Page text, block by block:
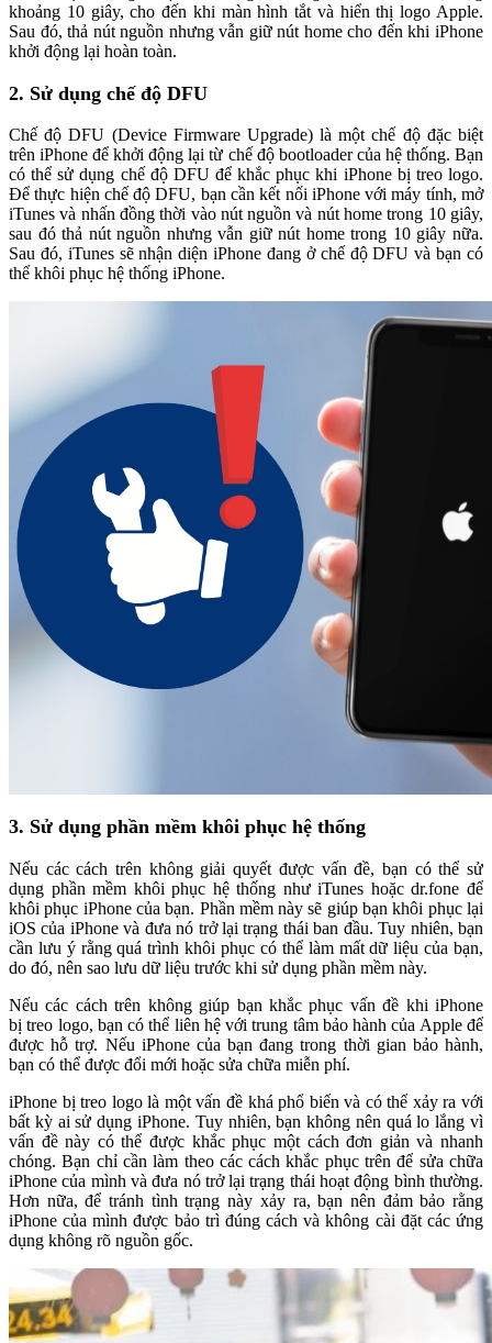
khoảng 10 giây, cho đến khi màn hình tắt và hiển thị logo Apple.
Sau đó, thả nút nguồn nhưng vẫn giữ nút home cho đến khi iPhone
khởi động lại hoàn toàn.
2. Sử dụng chế độ DFU
Chế độ DFU (Device Firmware Upgrade) là một chế độ đặc biệt
trên iPhone để khởi động lại từ chế độ bootloader của hệ thống. Bạn
có thể sử dụng chế độ DFU để khắc phục khi iPhone bị treo logo.
Để thực hiện chế độ DFU, bạn cần kết nối iPhone với máy tính, mở
iTunes và nhấn đồng thời vào nút nguồn và nút home trong 10 giây,
sau đó thả nút nguồn nhưng vẫn giữ nút home trong 10 giây nữa.
Sau đó, iTunes sẽ nhận diện iPhone đang ở chế độ DFU và bạn có
thể khôi phục hệ thống iPhone.
3. Sử dụng phần mềm khôi phục hệ thống
Nếu các cách trên không giải quyết được vấn đề, bạn có thể sử
dụng phần mềm khôi phục hệ thống như iTunes hoặc dr.fone để
khôi phục iPhone của bạn. Phần mềm này sẽ giúp bạn khôi phục lại
iOS của iPhone và đưa nó trở lại trạng thái ban đầu. Tuy nhiên, bạn
cần lưu ý rằng quá trình khôi phục có thể làm mất dữ liệu của bạn,
do đó, nên sao lưu dữ liệu trước khi sử dụng phần mềm này.
Nếu các cách trên không giúp bạn khắc phục vấn đề khi iPhone
bị treo logo, bạn có thể liên hệ với trung tâm bảo hành của Apple để
được hỗ trợ. Nếu iPhone của bạn đang trong thời gian bảo hành,
bạn có thể được đổi mới hoặc sửa chữa miễn phí.
iPhone bị treo logo là một vấn đề khá phổ biến và có thể xảy ra với
bất kỳ ai sử dụng iPhone. Tuy nhiên, bạn không nên quá lo lắng vì
vấn đề này có thể được khắc phục một cách đơn giản và nhanh
chóng. Bạn chỉ cần làm theo các cách khắc phục trên để sửa chữa
iPhone của mình và đưa nó trở lại trạng thái hoạt động bình thường.
Hơn nữa, để tránh tình trạng này xảy ra, bạn nên đảm bảo rằng
iPhone của mình được bảo trì đúng cách và không cài đặt các ứng
dụng không rõ nguồn gốc.